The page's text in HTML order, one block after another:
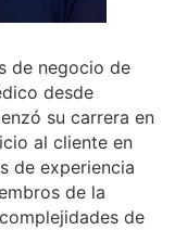
de negocio de
desde
su carrera en
al cliente en
de experiencia
de la
de